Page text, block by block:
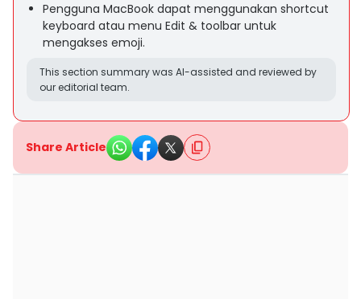
Pengguna MacBook dapat menggunakan shortcut
keyboard atau menu Edit & toolbar untuk
mengakses emoji.
This section summary was AI-assisted and reviewed by
our editorial team.
Share Article